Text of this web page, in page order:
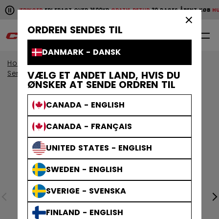
ORDREN SENDES TIL
DANMARK - DANSK
VÆLG ET ANDET LAND, HVIS DU
ØNSKER AT SENDE ORDREN TIL
CANADA - ENGLISH
CANADA - FRANÇAIS
UNITED STATES - ENGLISH
SWEDEN - ENGLISH
SVERIGE - SVENSKA
FINLAND - ENGLISH
Pause the horizontal scroll animation.
LEVERINGERFRI FRAGT OVER 1600KRGRATIS RETUR30 DAGES ÅBENT KØB
Hurtige leveringer Gratis retur 30
Home Beskyttelsesudstyr
Aldersgruppe
Senior